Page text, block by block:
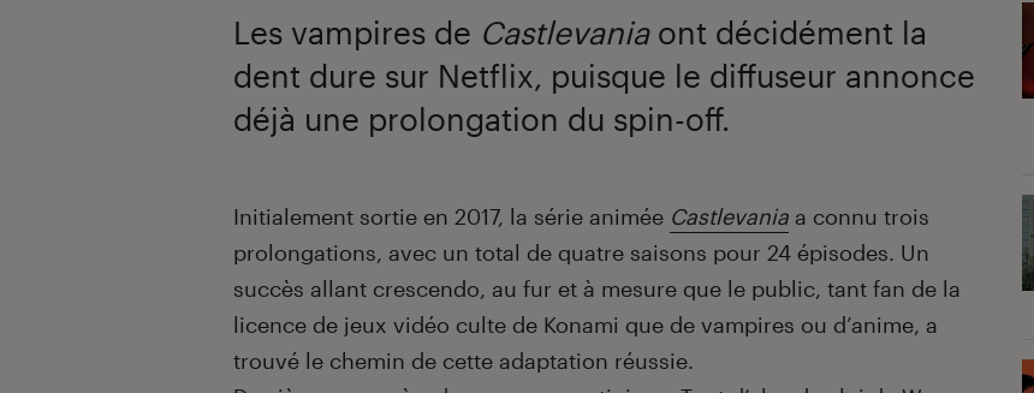
Les vampires de Castlevaniaont décidément la
dent dure sur Netflix, puisque le diffuseur annonce
déjà une prolongation du spin-off.
Introduction
Initialement sortie en 2017, la série animée Castlevania a connu trois
prolongations, avec un total de quatre saisons pour 24 épisodes. Un
succès allant crescendo, au fur et à mesure que le public, tant fan de la
licence de jeux vidéo culte de Konami que de vampires ou d’anime, a
trouvé le chemin de cette adaptation réussie.